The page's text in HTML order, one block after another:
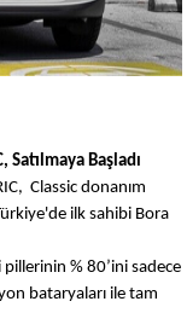
Başladı
Classic donanım
ilk sahibi Bora
pillerinin % 80’ini sadece
bataryaları ile tam